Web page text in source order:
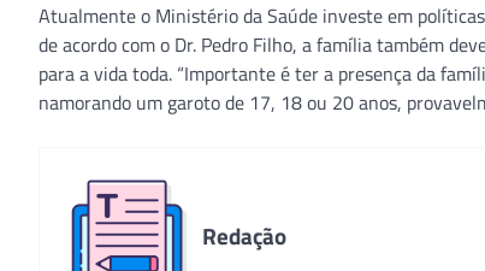
Atualmente o Ministério da Saúde investe em
de acordo com o Dr. Pedro Filho, a família também
para a vida toda. “Importante é ter a presença da
namorando um garoto de 17, 18 ou 20 anos,
Redação